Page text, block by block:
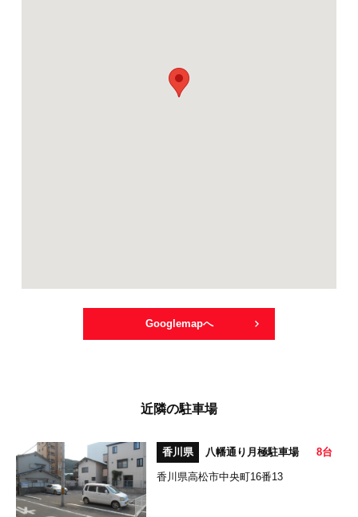
Googlemapへ
近隣の駐車場
香川県 八幡通り月極駐車場 8台
香川県高松市中央町16番13